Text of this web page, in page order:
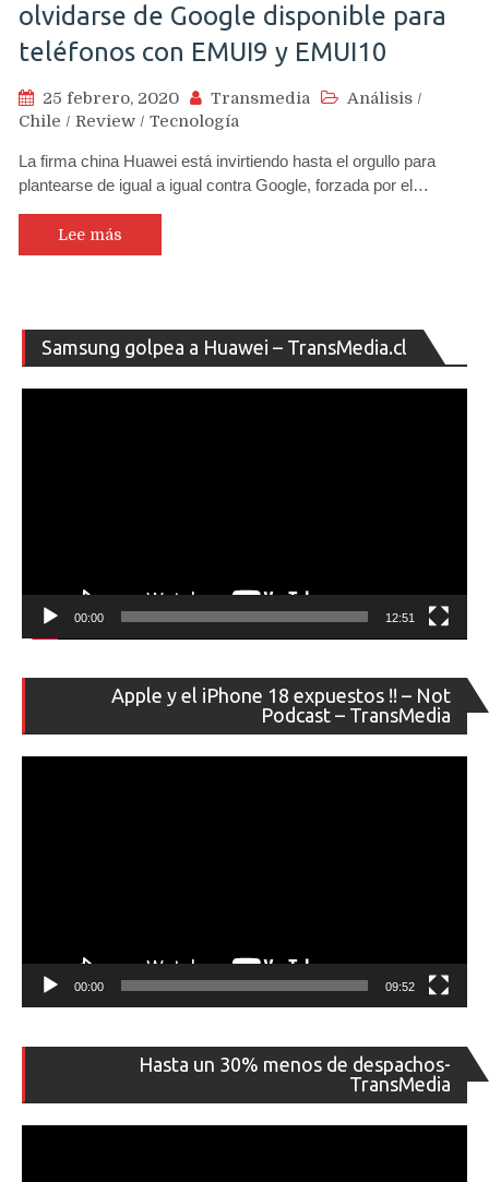
olvidarse de Google disponible para
teléfonos con EMUI9 y EMUI10
25 febrero, 2020 Transmedia Análisis /
Chile / Review / Tecnología
La firma china Huawei está invirtiendo hasta el orgullo para
plantearse de igual a igual contra Google, forzada por el…
Lee más
Samsung golpea a Huawei – TransMedia.cl
de
00:00 12:51
Apple y el iPhone 18 expuestos !! – Not
Podcast – TransMedia
de
00:00 09:52
Hasta un 30% menos de despachos-
TransMedia
de